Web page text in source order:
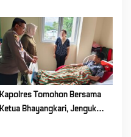
Kapolres Tomohon Bersama
Ketua Bhayangkari, Jenguk